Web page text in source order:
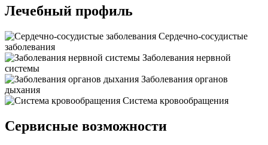
Лечебный профиль
Сердечно-сосудистые
заболевания
Заболевания нервной
системы
Заболевания органов
дыхания
Система кровообращения
Сервисные возможности